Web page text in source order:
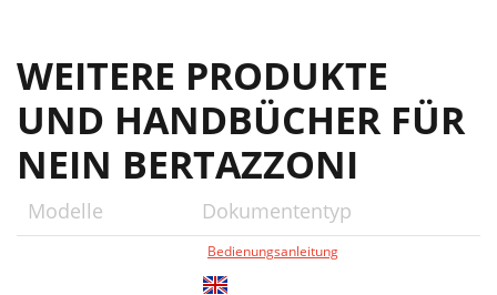
WEITERE PRODUKTE
UND HANDBÜCHER FÜR
NEIN BERTAZZONI
Modelle Dokumententyp
Bedienungsanleitung